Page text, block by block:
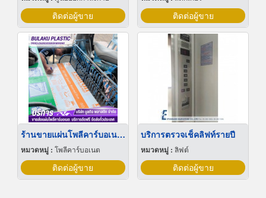
ติดต่อผู้ขาย ติดต่อผู้ขาย
ร้านขายแผ่นโพลีคาร์บอเนต กรุงเทพ
หมวดหมู่ : โพลีคาร์บอเนต
ติดต่อผู้ขาย
บริการตรวจเช็คลิฟท์รายปี
หมวดหมู่ : ลิฟต์
ติดต่อผู้ขาย